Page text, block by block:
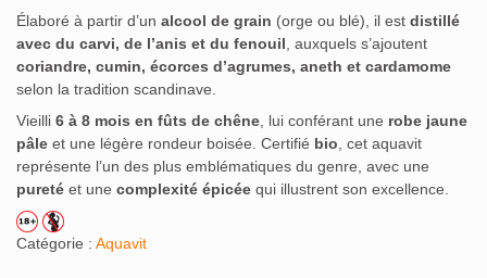
Élaboré à partir d’un alcool de grain (orge ou blé), il est distillé
avec du carvi, de l’anis et du fenouil , auxquels s’ajoutent
coriandre, cumin, écorces d’agrumes, aneth et cardamome
selon la tradition scandinave.
Vieilli 6 à 8 mois en fûts de chêne , lui conférant une robe jaune
pâle et une légère rondeur boisée Certifié bio , cet aquavit
représente l’un des plus emblématiques du genre, avec une
pureté et une complexité épicée qui illustrent son excellence.
Catégorie : Aquavit